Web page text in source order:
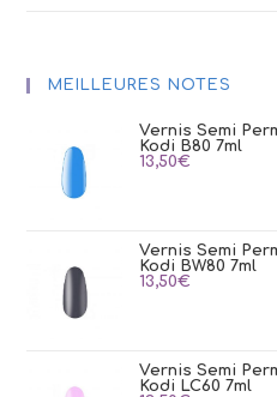
MEILLEURES NOTES
Vernis Semi
Kodi B80 7ml
13,50€
Vernis Semi
Kodi BW80 7ml
13,50€
Vernis Semi
Kodi LC60 7ml